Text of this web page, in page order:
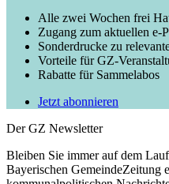
Alle zwei Wochen frei
Zugang zum aktuellen e-
Sonderdrucke zu
Vorteile für GZ-
Rabatte für Sammelabos
Jetzt abonnieren
Der GZ Newsletter
Bleiben Sie immer auf dem
Bayerischen GemeindeZeitung